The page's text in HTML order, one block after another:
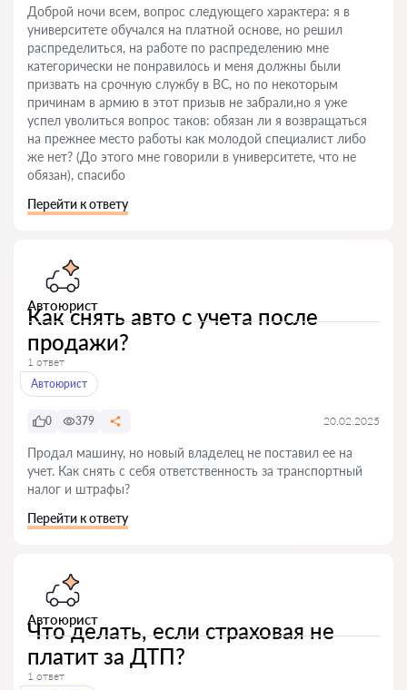
Доброй ночи всем, вопрос следующего характера: я в
университете обучался на платной основе, но решил
распределиться, на работе по распределению мне
категорически не понравилось и меня должны были
призвать на срочную службу в ВС, но по некоторым
причинам в армию в этот призыв не забрали,но я уже
успел уволиться вопрос таков: обязан ли я возвращаться
на прежнее место работы как молодой специалист либо
же нет? (До этого мне говорили в университете, что не
обязан), спасибо
Перейти к ответу
Автоюрист
Как снять авто с учета после
продажи?
1 ответ
Автоюрист
0 379 20.02.2025
Продал машину, но новый владелец не поставил ее на
учет. Как снять с себя ответственность за транспортный
налог и штрафы?
Перейти к ответу
Автоюрист
Что делать, если страховая не
платит за ДТП?
1 ответ